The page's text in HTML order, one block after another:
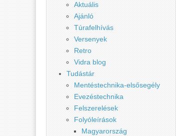
Aktuális
Ajánló
Túrafelhívás
Versenyek
Retro
Vidra blog
Tudástár
Mentéstechnika-elsősegély
Evezéstechnika
Felszerelések
Folyóleírások
Magyarország